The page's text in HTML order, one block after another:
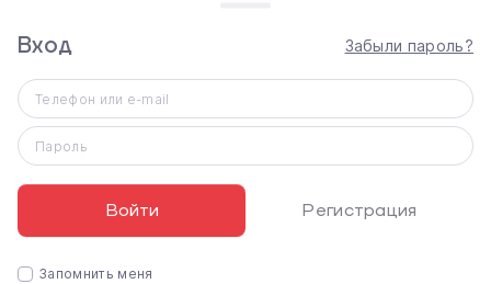
Вход Забыли пароль?
Телефон или e-mail
Пароль
Войти Регистрация
Запомнить меня